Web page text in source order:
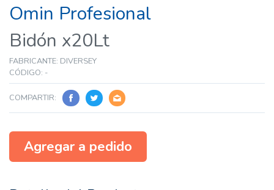
Omin Profesional
Bidón x20Lt
FABRICANTE: DIVERSEY
CÓDIGO: -
COMPARTIR:
Agregar a pedido